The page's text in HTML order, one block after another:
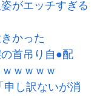
がエッチすぎる
かった
の首吊り自●配
ｗｗｗｗ
申し訳ないが消